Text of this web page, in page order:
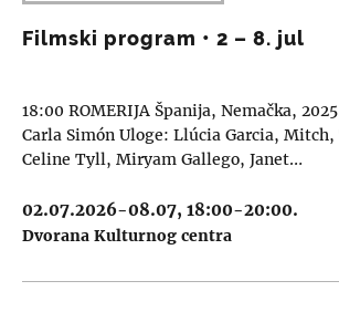
Filmski program • 2 – 8. jul
18:00 ROMERIJA Španija, Nemačka,
Carla Simón Uloge: Llúcia Garcia,
Celine Tyll, Miryam Gallego, Janet…
02.07.2026-08.07, 18:00-20:00.
Dvorana Kulturnog centra